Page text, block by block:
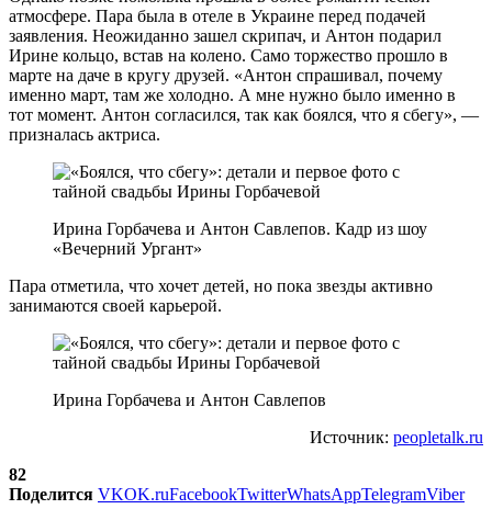
атмосфере. Пара была в отеле в Украине перед подачей
заявления. Неожиданно зашел скрипач, и Антон подарил
Ирине кольцо, встав на колено. Само торжество прошло в
марте на даче в кругу друзей. «Антон спрашивал, почему
именно март, там же холодно. А мне нужно было именно в
тот момент. Антон согласился, так как боялся, что я сбегу», —
призналась актриса.
Ирина Горбачева и Антон Савлепов. Кадр из шоу
«Вечерний Ургант»
Пара отметила, что хочет детей, но пока звезды активно
занимаются своей карьерой.
Ирина Горбачева и Антон Савлепов
Источник: peopletalk.ru
82
Поделится VKOK.ruFacebookTwitterWhatsAppTelegramViber